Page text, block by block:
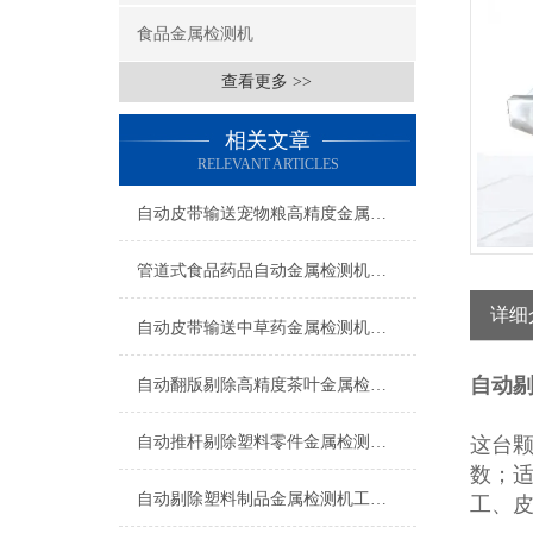
食品金属检测机
查看更多 >>
相关文章
RELEVANT ARTICLES
自动皮带输送宠物粮高精度金属检测机生产厂家
管道式食品药品自动金属检测机支持定制
自动皮带输送中草药金属检测机操作简单
自动翻版剔除高精度茶叶金属检测机厂家
自动推杆剔除塑料零件金属检测机操作简单
自动剔除塑料制品金属检测机工厂生产
详细
自动
这台
数；
工、